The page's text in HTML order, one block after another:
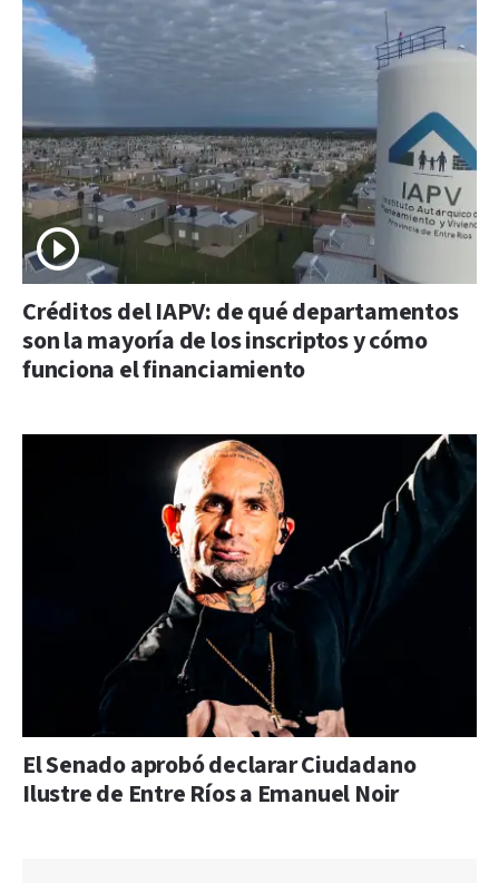
Créditos del IAPV: de qué departamentos
son la mayoría de los inscriptos y cómo
funciona el financiamiento
El Senado aprobó declarar Ciudadano
Ilustre de Entre Ríos a Emanuel Noir